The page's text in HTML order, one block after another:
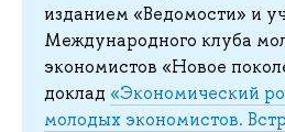
изданием «Ведомости» и
Международного клуба
экономистов «Новое
доклад «Экономический
молодых экономистов.